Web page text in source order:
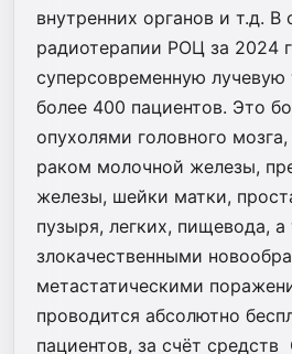
внутренних органов и т.д. В
радиотерапии РОЦ за 2024
суперсовременную
более 400 пациентов. Это
опухолями головного
раком молочной железы,
железы, шейки матки,
пузыря, легких, пищевода,
злокачественными
метастатическими
проводится абсолютно
пациентов, за счёт